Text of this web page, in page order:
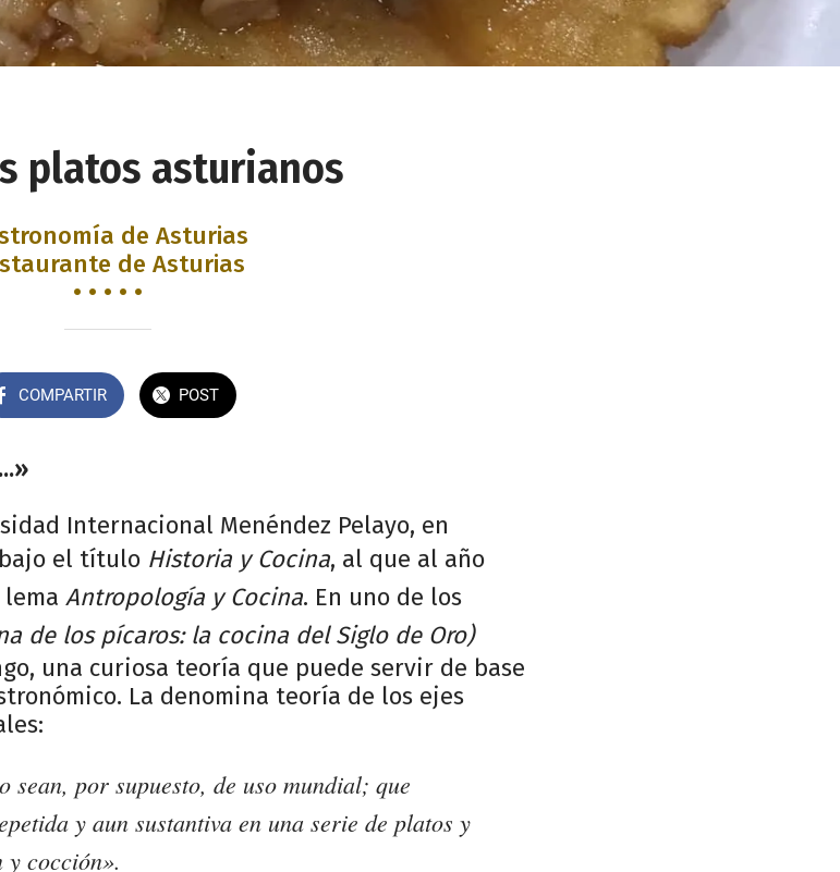
platos asturianos
de Asturias
de Asturias
• • • • •
COMPARTIR POST
Internacional Menéndez Pelayo, en
el título Historia y Cocina, al que al año
Antropología y Cocina. En uno de los
de los pícaros: la cocina del Siglo de Oro)
una curiosa teoría que puede servir de base
La denomina teoría de los ejes
sean, por supuesto, de uso mundial; que
y aun sustantiva en una serie de platos y
y cocción».